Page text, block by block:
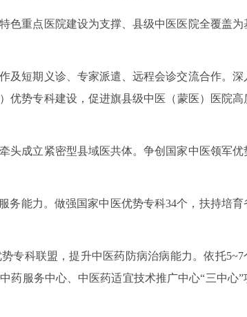
色重点医院建设为支撑、县级中医医院全覆盖为
及短期义诊、专家派遣、远程会诊交流合作。深
优势专科建设，促进旗县级中医（蒙医）医院高
头成立紧密型县域医共体。争创国家中医领军优
务能力。做强国家中医优势专科34个，扶持培育
专科联盟，提升中医药防病治病能力。依托5~7
药服务中心、中医药适宜技术推广中心“三中心”